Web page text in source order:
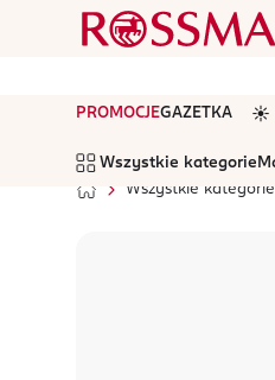
PROMOCJEGAZETKA ☀️
Wszystkie kategorie
Wszystkie kategorie